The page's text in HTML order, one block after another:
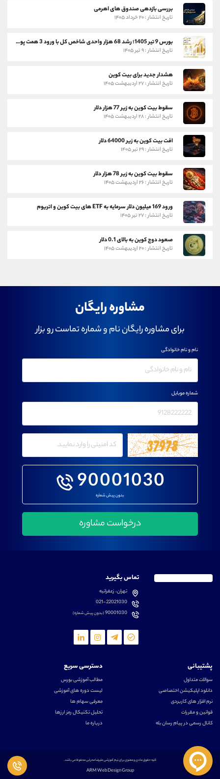
بررسی بازدهی صندوق های اهرمی
تاریخ انتشار : ۲۰ خرداد ۱۴۰۵
بورس 9 تیر 1405؛ رشد 68 هزار واحدی شاخص کل با ورود 3 همت پول حقیقی
تاریخ انتشار : ۹ تیر ۱۴۰۵
هشدار جدید برای بیت کوین
تاریخ انتشار : ۲۷ اردیبهشت ۱۴۰۵
سقوط بیت کوین به زیر 77 هزار دلار
تاریخ انتشار : ۲۸ اردیبهشت ۱۴۰۵
افت بیت کوین به زیر 64000 دلار
تاریخ انتشار : ۲۹ تیر ۱۴۰۵
سقوط بیت کوین به زیر 78 هزار دلار
تاریخ انتشار : ۲۶ اردیبهشت ۱۴۰۵
ورود 169 میلیون دلار سرمایه به ETF های بیت کوین و اتریوم
تاریخ انتشار : ۲۷ تیر ۱۴۰۵
صعود دوج کوین به بالای 0.1 دلار
تاریخ انتشار : ۲۰ اردیبهشت ۱۴۰۵
مشاوره رایگان
برای مشاوره رایگان نام و شماره تماست رو بزار
90001030
بدون پیش شماره
نام و نام خانوادگی
شماره موبایل
تماس بگیرید
تهران، زعفرانیه
021-22021030
90001030(بدون پیش شماره)
پشتیبانی
سوالات متداول
دانلود اپلیکیشن اختصاصی
نرم افزار های کاربردی
قوانین و مقررات
کانال رسمی در پیام رسان بله
دسترسی سریع
مطالب آموزشی بورس
لیست دوره های آموزشی
معرفی سهام ها
تحلیل تکنیکال رمز ارزها
درباره ما
کلیه حقوق مادی و معنوی برای تیم آموزشی علیرضا محرابی محفوظ می باشد.
ARM Web Design Group